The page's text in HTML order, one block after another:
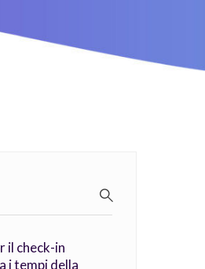
il check-in
i tempi della